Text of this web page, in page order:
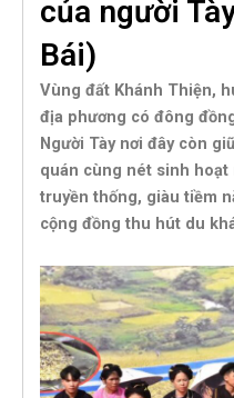
của người
Bái)
Vùng đất Khánh Thiện,
địa phương có đông
Người Tày nơi đây còn
quán cùng nét sinh hoạt
truyền thống, giàu tiềm
cộng đồng thu hút du